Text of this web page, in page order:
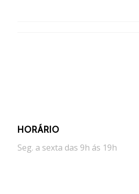
HORÁRIO
Seg. a sexta das 9h ás 19h